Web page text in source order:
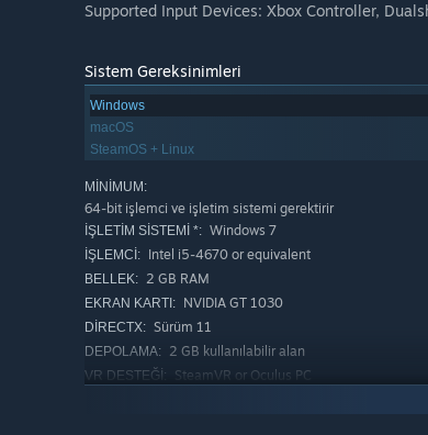
Supported Input Devices: Xbox Controller,
Sistem Gereksinimleri
Windows
macOS
SteamOS + Linux
MINIMUM:
64-bit işlemci ve işletim sistemi gerektirir
İŞLETIM SISTEMI *: Windows 7
İŞLEMCI: Intel i5-4670 or equivalent
BELLEK: 2 GB RAM
EKRAN KARTI: NVIDIA GT 1030
DIRECTX: Sürüm 11
DEPOLAMA: 2 GB kullanılabilir alan
VR DESTEĞI: SteamVR or Oculus PC